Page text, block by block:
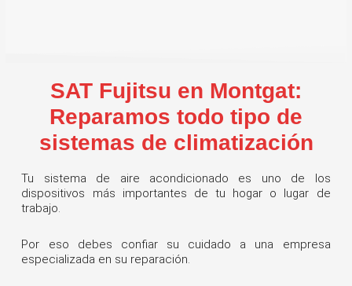
SAT Fujitsu en Montgat:
Reparamos todo tipo de
sistemas de climatización
Tu sistema de aire acondicionado es uno de los
dispositivos más importantes de tu hogar o lugar de
trabajo.
Por eso debes confiar su cuidado a una empresa
especializada en su reparación.